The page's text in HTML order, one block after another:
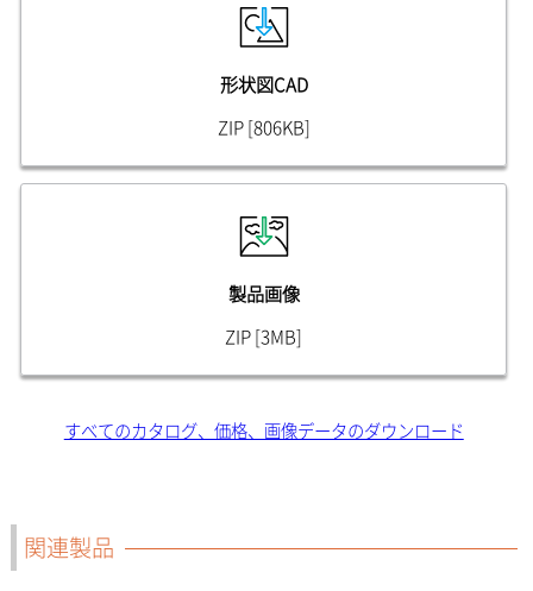
形状図CAD
ZIP [806KB]
製品画像
ZIP [3MB]
すべてのカタログ、価格、画像データのダウンロード
関連製品